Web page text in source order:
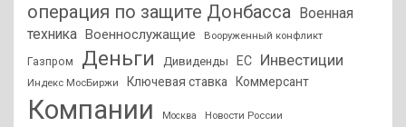
операция по защите Донбасса
Военная
техника
Военнослужащие Вооруженный конфликт
Газпром Деньги Дивиденды ЕС Инвестиции
Индекс МосБиржи Ключевая ставка Коммерсант
Компании Москва Новости России